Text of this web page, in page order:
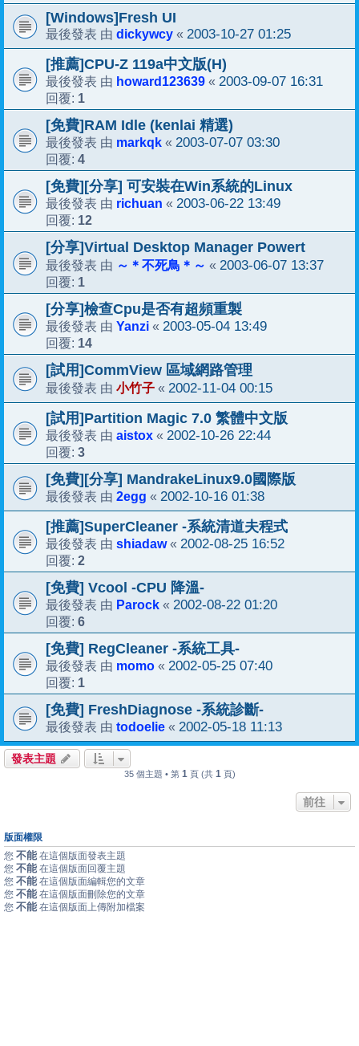
[Windows]Fresh UI
最後發表 由 dickywcy « 2003-10-27 01:25
[推薦]CPU-Z 119a中文版(H)
最後發表 由 howard123639 « 2003-09-07 16:31
回覆: 1
[免費]RAM Idle (kenlai 精選)
最後發表 由 markqk « 2003-07-07 03:30
回覆: 4
[免費][分享] 可安裝在Win系統的Linux
最後發表 由 richuan « 2003-06-22 13:49
回覆: 12
[分享]Virtual Desktop Manager Powert
最後發表 由 ～＊不死鳥＊～ « 2003-06-07 13:37
回覆: 1
[分享]檢查Cpu是否有超頻重製
最後發表 由 Yanzi « 2003-05-04 13:49
回覆: 14
[試用]CommView 區域網路管理
最後發表 由 小竹子 « 2002-11-04 00:15
[試用]Partition Magic 7.0 繁體中文版
最後發表 由 aistox « 2002-10-26 22:44
回覆: 3
[免費][分享] MandrakeLinux9.0國際版
最後發表 由 2egg « 2002-10-16 01:38
[推薦]SuperCleaner -系統清道夫程式
最後發表 由 shiadaw« 2002-08-25 16:52
回覆: 2
[免費] Vcool -CPU 降溫-
最後發表 由 Parock « 2002-08-22 01:20
回覆: 6
[免費] RegCleaner -系統工具-
最後發表 由 momo « 2002-05-25 07:40
回覆: 1
[免費] FreshDiagnose -系統診斷-
最後發表 由 todoelie « 2002-05-18 11:13
發表主題
35 個主題 • 第 1 頁 (共 1 頁)
前往
版面權限
您 不能 在這個版面發表主題
您 不能 在這個版面回覆主題
您 不能 在這個版面編輯您的文章
您 不能 在這個版面刪除您的文章
您 不能 在這個版面上傳附加檔案